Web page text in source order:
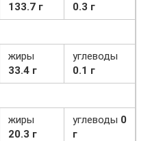
133.7 г
0.3 г
жиры
33.4 г
углеводы
0.1 г
жиры
20.3 г
углеводы 0
г